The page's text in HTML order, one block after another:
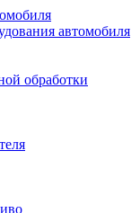
автомобиля
обработки